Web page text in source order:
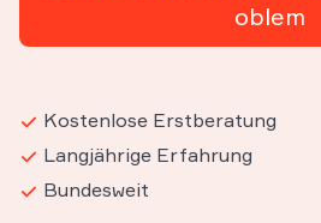
oblem
Kostenlose Erstberatung
Langjährige Erfahrung
Bundesweit